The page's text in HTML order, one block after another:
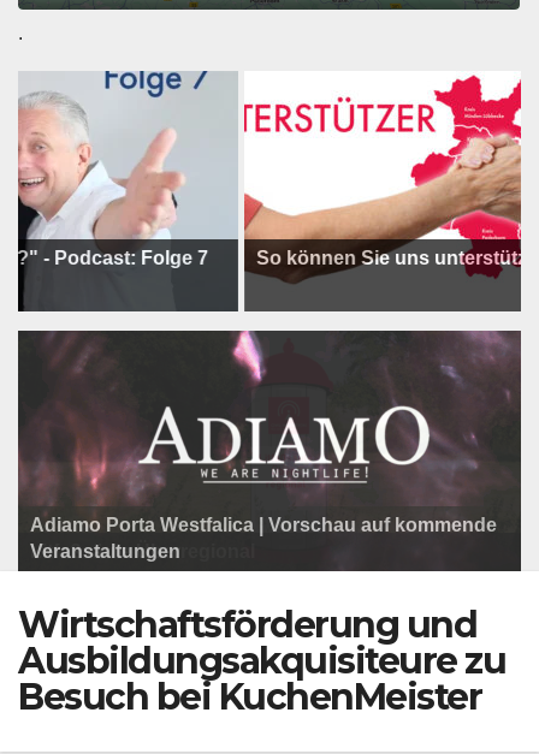
.
Folge 7 So können Sie uns unterstützen !
Programm der Komödie am Klosterplatz.
Litfaßsäule Überregional
Adiamo Porta Westfalica | Vorschau auf kommende
Veranstaltungen
Litfaßsäule Überregional
Litfaßsäule Überregional
Wirtschaftsförderung und
Ausbildungsakquisiteure zu
Besuch bei KuchenMeister